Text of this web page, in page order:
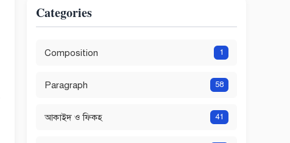
Categories
Composition 1
Paragraph 58
আকাইদ ও ফিকহ 41